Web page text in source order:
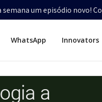
semana um episódio novo!
WhatsApp Innovators